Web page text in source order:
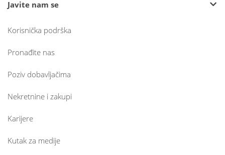
Javite nam se
Korisnička podrška
Pronađite nas
Poziv dobavljačima
Nekretnine i zakupi
Karijere
Kutak za medije